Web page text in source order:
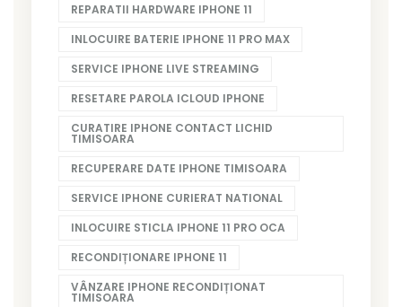
REPARATII HARDWARE IPHONE 11
INLOCUIRE BATERIE IPHONE 11 PRO MAX
SERVICE IPHONE LIVE STREAMING
RESETARE PAROLA ICLOUD IPHONE
CURATIRE IPHONE CONTACT LICHID
TIMISOARA
RECUPERARE DATE IPHONE TIMISOARA
SERVICE IPHONE CURIERAT NATIONAL
INLOCUIRE STICLA IPHONE 11 PRO OCA
RECONDIȚIONARE IPHONE 11
VÂNZARE IPHONE RECONDIȚIONAT
TIMISOARA